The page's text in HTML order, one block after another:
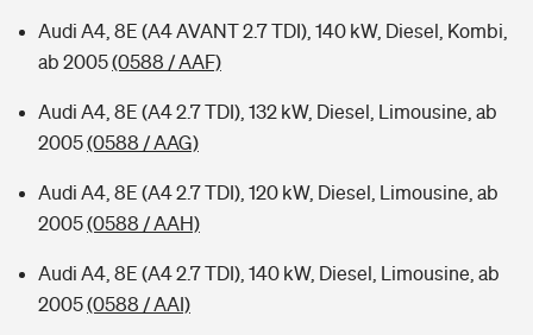
Audi A4, 8E (A4 AVANT 2.7 TDI), 140 kW, Diesel, Kombi,
ab 2005(0588 / AAF)
Audi A4, 8E (A4 2.7 TDI), 132 kW, Diesel, Limousine, ab
2005(0588 / AAG)
Audi A4, 8E (A4 2.7 TDI), 120 kW, Diesel, Limousine, ab
2005(0588 / AAH)
Audi A4, 8E (A4 2.7 TDI), 140 kW, Diesel, Limousine, ab
2005(0588 / AAI)